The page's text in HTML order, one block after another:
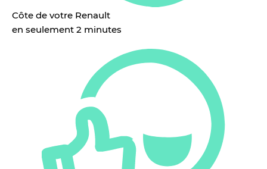
Côte de votre Renault
en seulement 2 minutes